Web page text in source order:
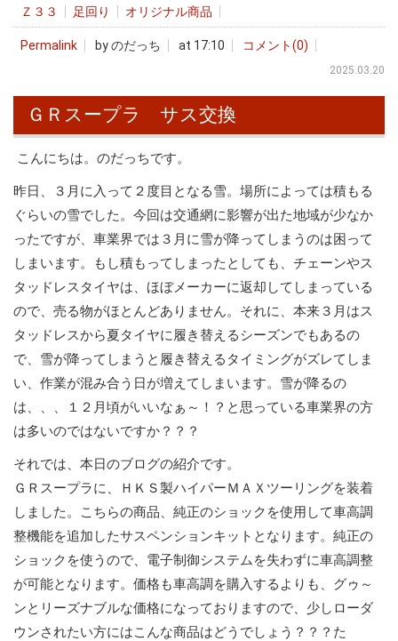
Ｚ３３ 足回り オリジナル商品
Permalink by のだっち at 17:10 コメント(0)
2025.03.20
ＧＲスープラ サス交換
こんにちは。のだっちです。
昨日、３月に入って２度目となる雪。場所によっては積もる
ぐらいの雪でした。今回は交通網に影響が出た地域が少なか
ったですが、車業界では３月に雪が降ってしまうのは困って
しまいます。もし積もってしまったとしても、チェーンやス
タッドレスタイヤは、ほぼメーカーに返却してしまっている
ので、売る物がほとんどありません。それに、本来３月はス
タッドレスから夏タイヤに履き替えるシーズンでもあるの
で、雪が降ってしまうと履き替えるタイミングがズレてしま
い、作業が混み合う日が増えてしまいます。雪が降るの
は、、、１２月頃がいいなぁ～！？と思っている車業界の方
は多いのではないですか？？？
それでは、本日のブログの紹介です。
ＧＲスープラに、ＨＫＳ製ハイパーＭＡＸツーリングを装着
しました。こちらの商品、純正のショックを使用して車高調
整機能を追加したサスペンションキットとなります。純正の
ショックを使うので、電子制御システムを失わずに車高調整
が可能となります。価格も車高調を購入するよりも、グゥ～
ンとリーズナブルな価格になっておりますので、少しローダ
ウンされたい方にはこんな商品はどうでしょう？？？た